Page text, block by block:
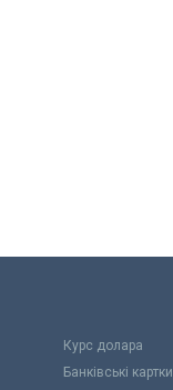
Курс долара
Банківські картки